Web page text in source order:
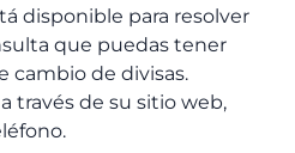
disponible para resolver
que puedas tener
cambio de divisas.
través de su sitio web,